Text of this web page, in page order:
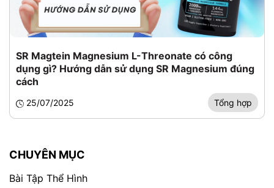
SR Magtein Magnesium L-Threonate có công
dụng gì? Hướng dẫn sử dụng SR Magnesium đúng
cách
25/07/2025 Tổng hợp
CHUYÊN MỤC
Bài Tập Thể Hình